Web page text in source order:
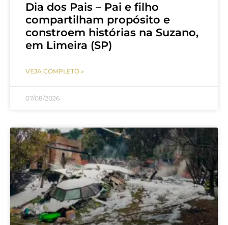
Dia dos Pais – Pai e filho
compartilham propósito e
constroem histórias na Suzano,
em Limeira (SP)
VEJA COMPLETO »
07/08/2026